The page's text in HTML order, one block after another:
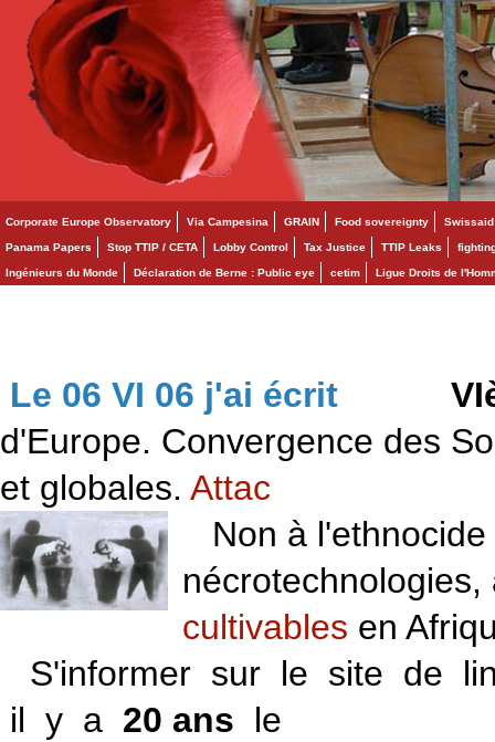
Corporate Europe Observatory Via Campesina GRAIN Food sovereignty Swissaid
Panama Papers Stop TTIP / CETA Lobby Control Tax Justice TTIP Leaks
Ingénieurs du Monde Déclaration de Berne : Public eye cetim Ligue Droits de
Le 06 VI 06 j'ai écrit
d'Europe. Convergence des
et globales. Attac
Non à l'ethnocide
cultivables en
S'informer sur le site de
il y a 20 ans le